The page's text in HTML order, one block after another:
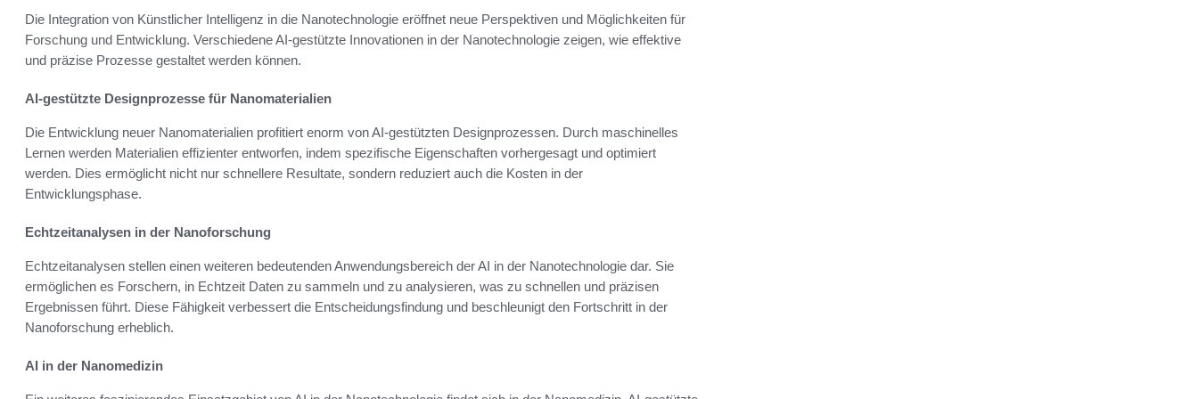
Die Integration von Künstlicher Intelligenz in die Nanotechnologie eröffnet neue Perspektiven und Möglichkeiten für
Forschung und Entwicklung. Verschiedene AI-gestützte Innovationen in der Nanotechnologie zeigen, wie effektive
und präzise Prozesse gestaltet werden können.
AI-gestützte Designprozesse für Nanomaterialien
Die Entwicklung neuer Nanomaterialien profitiert enorm von AI-gestützten Designprozessen. Durch maschinelles
Lernen werden Materialien effizienter entworfen, indem spezifische Eigenschaften vorhergesagt und optimiert
werden. Dies ermöglicht nicht nur schnellere Resultate, sondern reduziert auch die Kosten in der
Entwicklungsphase.
Echtzeitanalysen in der Nanoforschung
Echtzeitanalysen stellen einen weiteren bedeutenden Anwendungsbereich der AI in der Nanotechnologie dar. Sie
ermöglichen es Forschern, in Echtzeit Daten zu sammeln und zu analysieren, was zu schnellen und präzisen
Ergebnissen führt. Diese Fähigkeit verbessert die Entscheidungsfindung und beschleunigt den Fortschritt in der
Nanoforschung erheblich.
AI in der Nanomedizin